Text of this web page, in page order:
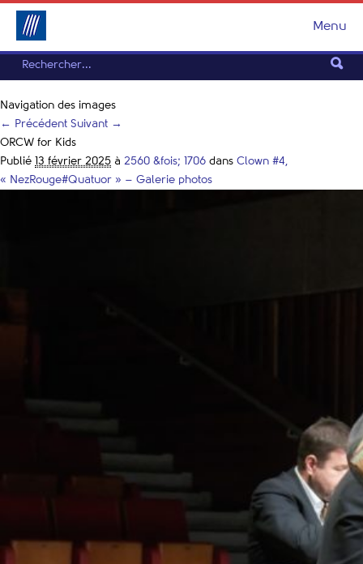
Menu
Navigation des images
← Précédent Suivant →
ORCW for Kids
Publié 13 février 2025 à 2560 &fois; 1706 dans Clown #4,
« NezRouge#Quatuor » – Galerie photos